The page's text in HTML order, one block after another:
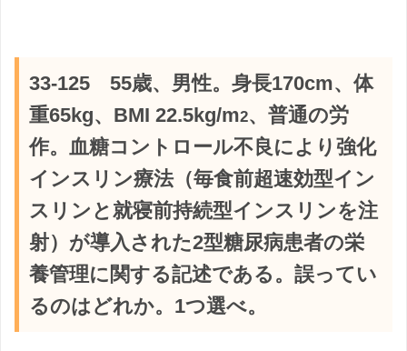
33-125 55歳、男性。身長170cm、体
重65kg、BMI 22.5kg/m2、普通の労
作。血糖コントロール不良により強化
インスリン療法（毎食前超速効型イン
スリンと就寝前持続型インスリンを注
射）が導入された2型糖尿病患者の栄
養管理に関する記述である。誤ってい
るのはどれか。1つ選べ。